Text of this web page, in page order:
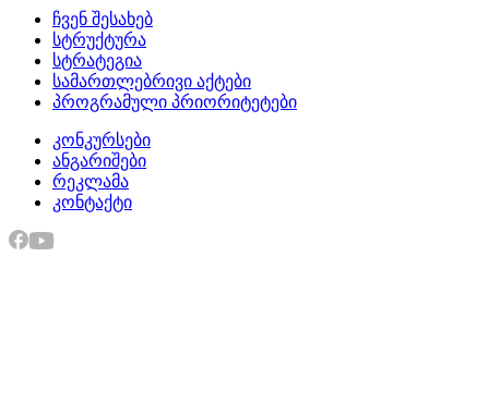
ჩვენ შესახებ
სტრუქტურა
სტრატეგია
სამართლებრივი აქტები
პროგრამული პრიორიტეტები
კონკურსები
ანგარიშები
რეკლამა
კონტაქტი